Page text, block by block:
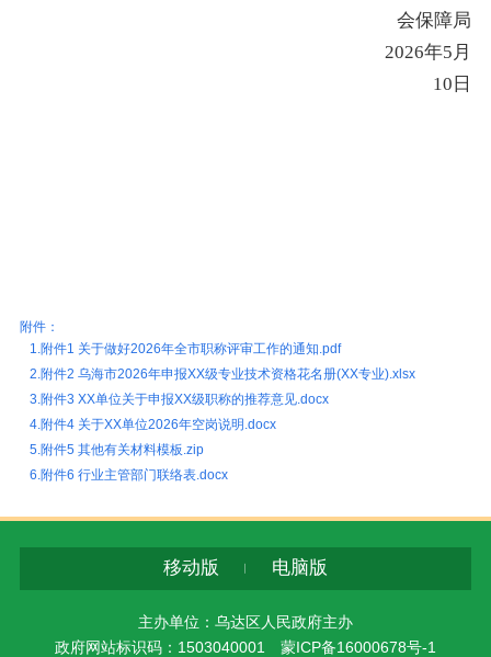
会保障局
2026年5 月
10 日
附件：
1.附件1 关于做好2026年全市职称评审工作的通知.pdf
2.附件2 乌海市2026年申报XX级专业技术资格花名册(XX专业).xlsx
3.附件3 XX单位关于申报XX级职称的推荐意见.docx
4.附件4 关于XX单位2026年空岗说明.docx
5.附件5 其他有关材料模板.zip
6.附件6 行业主管部门联络表.docx
移动版 电脑版
主办单位：乌达区人民政府主办
政府网站标识码：1503040001 蒙ICP备16000678号-1